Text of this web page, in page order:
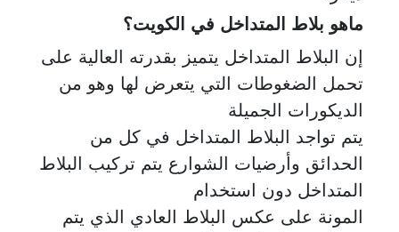
ماهو بلاط المتداخل في الكويت؟
إن البلاط المتداخل يتميز بقدرته العالية على
تحمل الضغوطات التي يتعرض لها وهو من
الديكورات الجميلة
يتم تواجد البلاط المتداخل في كل من
الحدائق وأرضيات الشوارع يتم تركيب البلاط
المتداخل دون استخدام
المونة على عكس البلاط العادي الذي يتم